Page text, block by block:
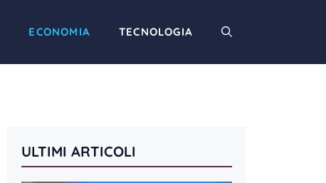
ECONOMIA TECNOLOGIA
ULTIMI ARTICOLI